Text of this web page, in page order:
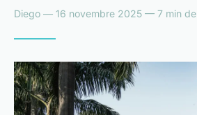
Diego — 16 novembre 2025 — 7 min